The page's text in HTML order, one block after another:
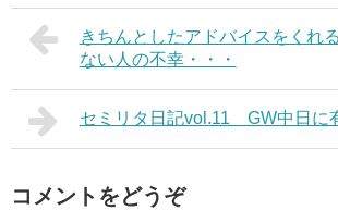
きちんとしたアドバイスをくれ
ない人の不幸・・・
セミリタ日記vol.11 GW中日に
コメントをどうぞ